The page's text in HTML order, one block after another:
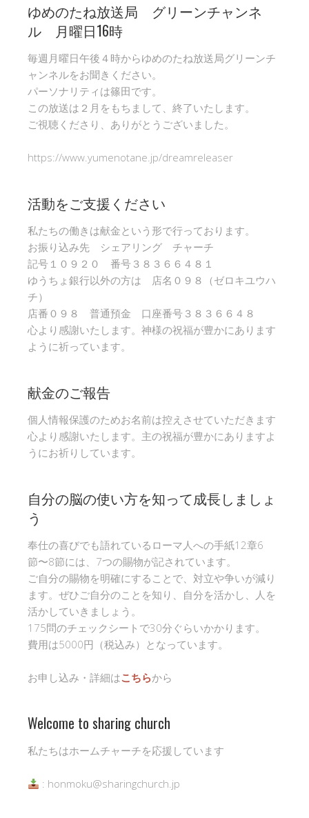
ゆめのたね放送局 グリーンチャンネ
ル 月曜日16時
毎週月曜日午後４時からゆめのたね放送局グリーンチ
ャンネルをお聞きください。
パーソナリティは篠田です。
この放送は２月をもちまして、終了いたします。
ご視聴くださり、ありがとうございました。
https://www.yumenotane.jp/dreamreleaser
活動をご支援ください
私たちの働きは献金という形で行っております。
お振り込み先 シェアリング チャーチ
記号１０９２０ 番号３８３６６４８１
ゆうちょ銀行以外の方は 店名０９８（ゼロキユウハ
チ）
店番０９８ 普通預金 口座番号３８３６６４８
心より感謝いたします。神様の祝福が豊かにあります
ように祈っています。
献金のご報告
個人情報保護のためお名前は控えさせていただきます
心より感謝いたします。主の祝福が豊かにありますよ
うにお祈りしています。
自分の脳の使い方を知って成長しましょ
う
奉仕の喜びでも語れているローマ人への手紙12章6
節〜8節には、7つの賜物が記されています。
ご自分の賜物を明確にすることで、対立や争いが減り
ます。ぜひご自分のことを知り、自分を活かし、人を
活かしていきましょう。
175問のチェックシートで30分ぐらいかかります。
費用は5000円（税込み）となっています。
お申し込み・詳細はこちらから
Welcome to sharing church
私たちはホームチャーチを応援しています
: honmoku@sharingchurch.jp